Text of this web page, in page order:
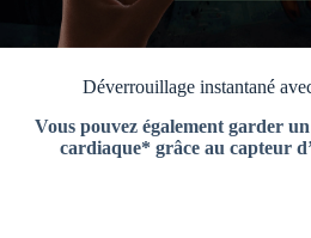
Déverrouillage instantané
Vous pouvez également garder
cardiaque* grâce au capteur